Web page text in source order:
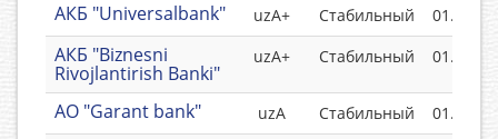
АКБ "Universalbank" uzА+ Стабильный
АКБ "Biznesni
Rivojlantirish Banki"
uzА+ Стабильный
АО "Garant bank" uzА Стабильный